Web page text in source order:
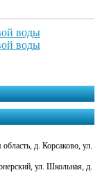
д. Корсаково, ул.
ул. Школьная, д.